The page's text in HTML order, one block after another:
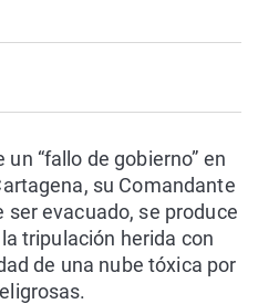
“fallo de gobierno” en
su Comandante
ser evacuado, se produce
tripulación herida con
de una nube tóxica por